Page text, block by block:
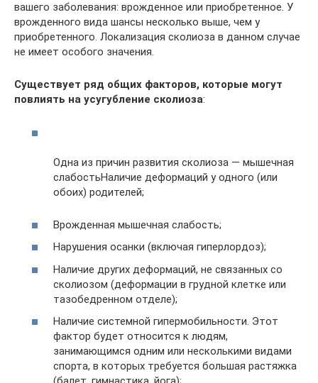
вашего заболевания: врожденное или приобретенное. У
врожденного вида шансы несколько выше, чем у
приобретенного. Локализация сколиоза в данном случае
не имеет особого значения.
Существует ряд общих факторов, которые могут
повлиять на усугубление сколиоза:
Одна из причин развития сколиоза — мышечная
слабостьНаличие деформаций у одного (или
обоих) родителей;
Врожденная мышечная слабость;
Нарушения осанки (включая гиперлордоз);
Наличие других деформаций, не связанных со
сколиозом (деформации в грудной клетке или
тазобедренном отделе);
Наличие системной гипермобильности. Этот
фактор будет относится к людям,
занимающимся одним или несколькими видами
спорта, в которых требуется большая растяжка